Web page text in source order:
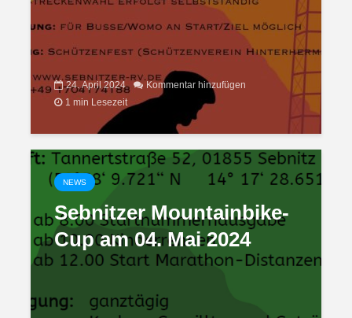
24. April 2024
Kommentar hinzufügen
1 min Lesezeit
NEWS
Sebnitzer Mountainbike-
Cup am 04. Mai 2024